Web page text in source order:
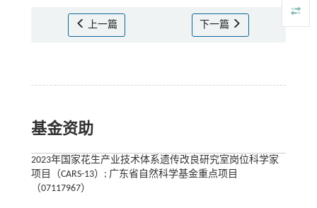
上一篇 下一篇
基金资助
2023年国家花生产业技术体系遗传改良研究室岗位科学家
项目（CARS-13）; 广东省自然科学基金重点项目
（07117967）